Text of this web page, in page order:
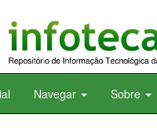
Navegar Sobre